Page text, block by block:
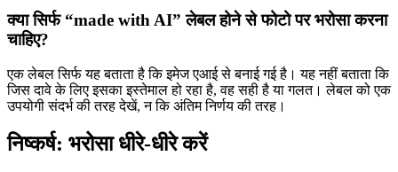
क्या सिर्फ “made with AI” लेबल होने से फोटो पर भरोसा करना
चाहिए?
एक लेबल सिर्फ यह बताता है कि इमेज एआई से बनाई गई है। यह नहीं बताता कि
जिस दावे के लिए इसका इस्तेमाल हो रहा है, वह सही है या गलत। लेबल को एक
उपयोगी संदर्भ की तरह देखें, न कि अंतिम निर्णय की तरह।
निष्कर्ष: भरोसा धीरे-धीरे करें